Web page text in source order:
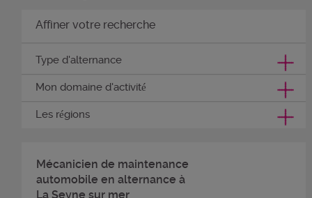
Affiner votre recherche
Type d'alternance
Mon domaine d'activité
Les régions
Mécanicien de maintenance
automobile en alternance à
La Seyne sur mer